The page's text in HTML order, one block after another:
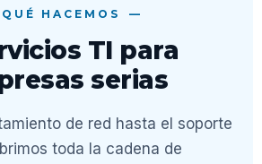
QUÉ HACEMOS
TI para
serias
de red hasta el soporte
toda la cadena de